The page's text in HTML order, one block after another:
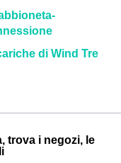
di Wind Tre
trova i negozi, le